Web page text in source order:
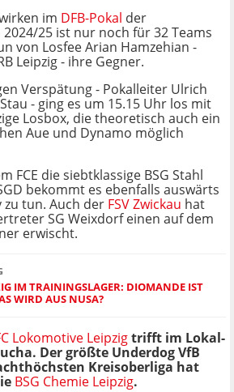
im DFB-Pokal der
25 ist nur noch für 32 Teams
von Losfee Arian Hamzehian -
Leipzig - ihre Gegner.
Verspätung - Pokalleiter Ulrich
- ging es um 15.15 Uhr los mit
Losbox, die theoretisch auch ein
Aue und Dynamo möglich
FCE die siebtklassige BSG Stahl
bekommt es ebenfalls auswärts
tun. Auch der FSV Zwickau hat
SG Weixdorf einen auf dem
erwischt.
IM TRAININGSLAGER: DIOMANDE IST
WIRD AUS NUSA?
Lokomotive Leipzigtrifft im Lokal-
Der größte Underdog VfB
Kreisoberliga hat
BSG Chemie Leipzig.